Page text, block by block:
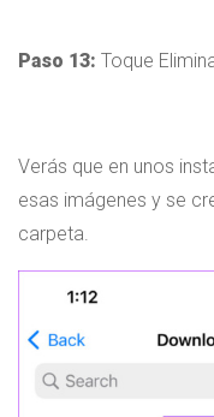
Paso 13: Toque
Verás que en unos
esas imágenes y se
carpeta.